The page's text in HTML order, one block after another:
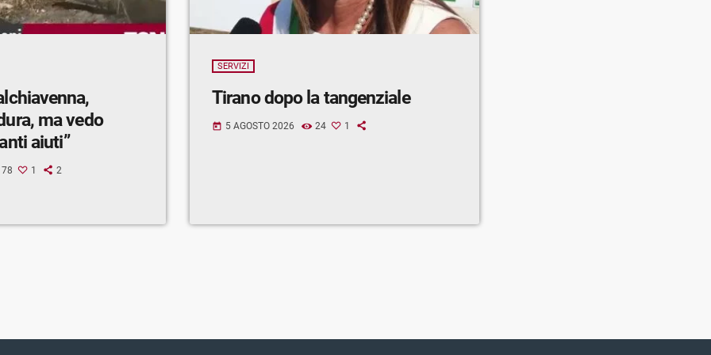
ma vedo
aiuti”
78 1 2
SERVIZI
Tirano dopo la tangenziale
today 5 AGOSTO 2026 24 1